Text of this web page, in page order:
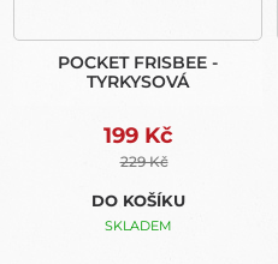
POCKET FRISBEE -
TYRKYSOVÁ
199 Kč
229 Kč
DO KOŠÍKU
SKLADEM